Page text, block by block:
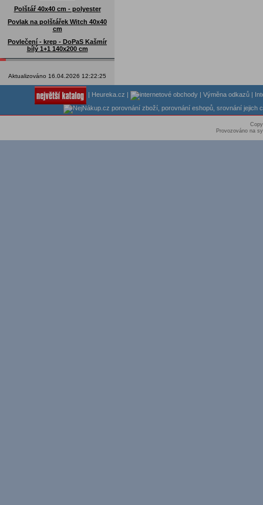
Polštář 40x40 cm - polyester
Povlak na polštářek Witch 40x40
cm
Povlečení - krep - DoPaS Kašmír
bílý 1+1 140x200 cm
Aktualizováno 16.04.2026 12:22:25
Heureka.cz Výměna odkazů
Provozováno na